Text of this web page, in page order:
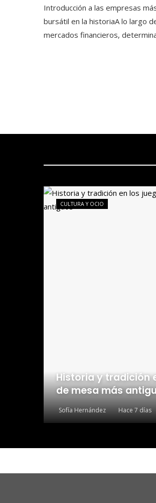
Introducción a las empresas
bursátil en la historiaA lo largo
mercados financieros,
CULTURA Y OCIO
Historia y tradición
de mesa más
Sofía Hernández Hace 7 días